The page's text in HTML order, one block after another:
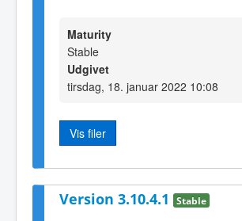
Maturity
Stable
Udgivet
tirsdag, 18. januar 2022 10:08
Vis filer
Version 3.10.4.1 Stable